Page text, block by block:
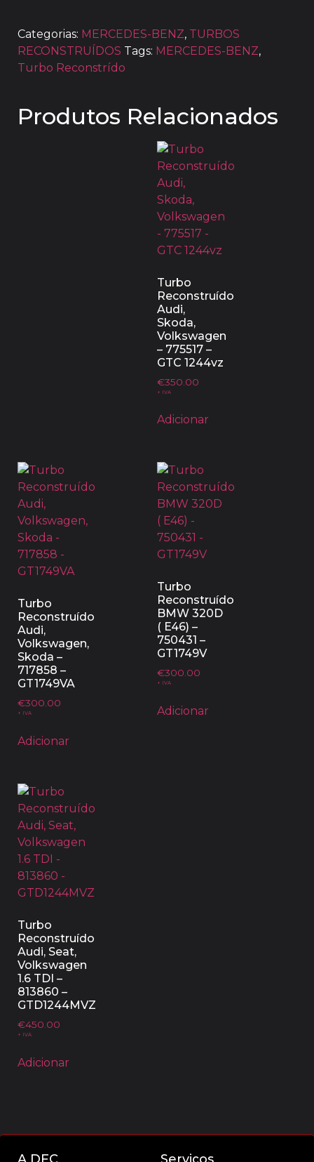
Categorias: MERCEDES-BENZ, TURBOS
RECONSTRUÍDOS Tags: MERCEDES-BENZ,
Turbo Reconstrído
Produtos Relacionados
Turbo
Reconstruído
Audi,
Skoda,
Volkswagen
– 775517 –
GTC 1244vz
€350.00
+ IVA
Adicionar
Turbo
Reconstruído
Audi,
Volkswagen,
Skoda –
717858 –
GT1749VA
€300.00
+ IVA
Adicionar
Turbo
Reconstruído
BMW 320D
( E46) –
750431 –
GT1749V
€300.00
+ IVA
Adicionar
Turbo
Reconstruído
Audi, Seat,
Volkswagen
1.6 TDI –
813860 –
GTD1244MVZ
€450.00
+ IVA
Adicionar